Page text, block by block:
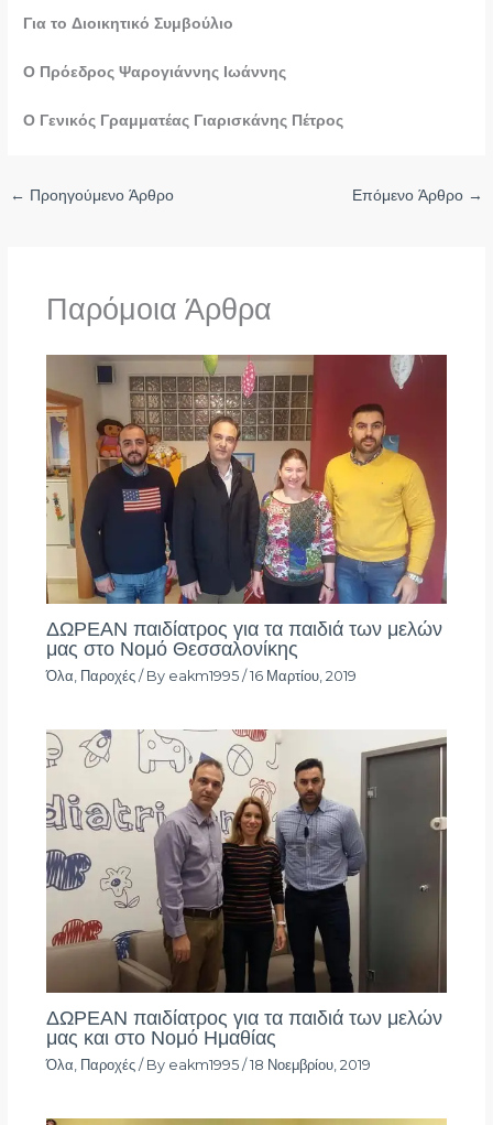
Για το Διοικητικό Συμβούλιο
Ο Πρόεδρος Ψαρογιάννης Ιωάννης
Ο Γενικός Γραμματέας Γιαρισκάνης Πέτρος
← Προηγούμενο Άρθρο Επόμενο Άρθρο →
Παρόμοια Άρθρα
ΔΩΡΕΑΝ παιδίατρος για τα παιδιά των μελών
μας στο Νομό Θεσσαλονίκης
Όλα Παροχές/ By eakm1995 / 16 Μαρτίου, 2019
ΔΩΡΕΑΝ παιδίατρος για τα παιδιά των μελών
μας και στο Νομό Ημαθίας
Όλα, Παροχές/ By eakm1995 / 18 Νοεμβρίου, 2019